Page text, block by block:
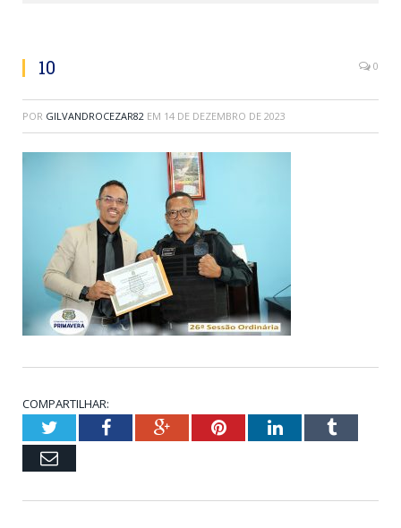
10 0
POR GILVANDROCEZAR82 EM 14 DE DEZEMBRO DE 2023
COMPARTILHAR:
TwitterFacebookGoogle+PinterestLinkedInTumblr
Email